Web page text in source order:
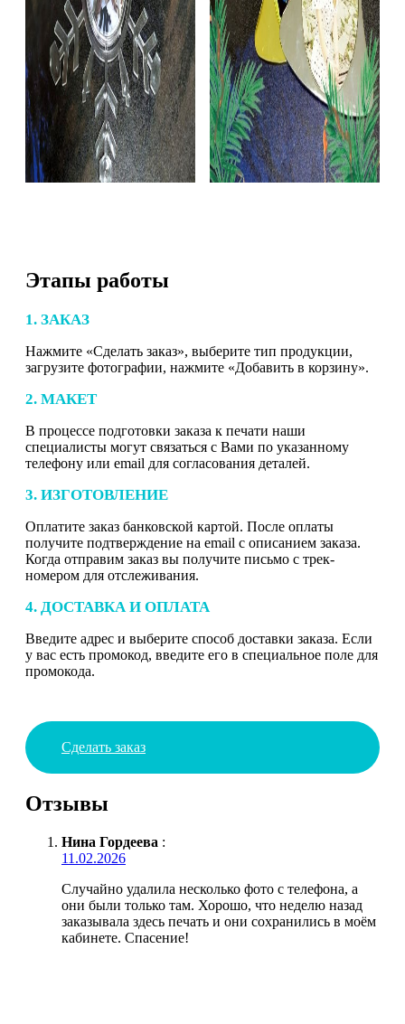
Этапы работы
1. ЗАКАЗ
Нажмите «Сделать заказ», выберите тип продукции,
загрузите фотографии, нажмите «Добавить в корзину».
2. МАКЕТ
В процессе подготовки заказа к печати наши
специалисты могут связаться с Вами по указанному
телефону или email для согласования деталей.
3. ИЗГОТОВЛЕНИЕ
Оплатите заказ банковской картой. После оплаты
получите подтверждение на email с описанием заказа.
Когда отправим заказ вы получите письмо с трек-
номером для отслеживания.
4. ДОСТАВКА И ОПЛАТА
Введите адрес и выберите способ доставки заказа. Если
у вас есть промокод, введите его в специальное поле для
промокода.
Сделать заказ
Отзывы
Нина Гордеева :
11.02.2026
Случайно удалила несколько фото с телефона, а
они были только там. Хорошо, что неделю назад
заказывала здесь печать и они сохранились в моём
кабинете. Спасение!